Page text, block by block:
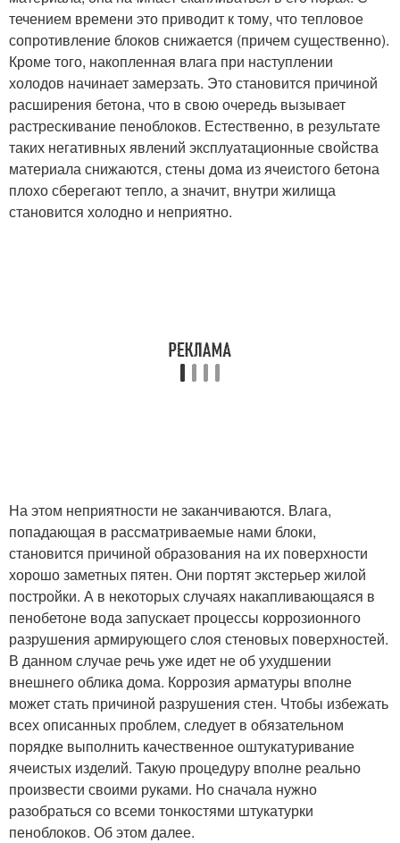
течением времени это приводит к тому, что тепловое
сопротивление блоков снижается (причем существенно).
Кроме того, накопленная влага при наступлении
холодов начинает замерзать. Это становится причиной
расширения бетона, что в свою очередь вызывает
растрескивание пеноблоков. Естественно, в результате
таких негативных явлений эксплуатационные свойства
материала снижаются, стены дома из ячеистого бетона
плохо сберегают тепло, а значит, внутри жилища
становится холодно и неприятно.
На этом неприятности не заканчиваются. Влага,
попадающая в рассматриваемые нами блоки,
становится причиной образования на их поверхности
хорошо заметных пятен. Они портят экстерьер жилой
постройки. А в некоторых случаях накапливающаяся в
пенобетоне вода запускает процессы коррозионного
разрушения армирующего слоя стеновых поверхностей.
В данном случае речь уже идет не об ухудшении
внешнего облика дома. Коррозия арматуры вполне
может стать причиной разрушения стен. Чтобы избежать
всех описанных проблем, следует в обязательном
порядке выполнить качественное оштукатуривание
ячеистых изделий. Такую процедуру вполне реально
произвести своими руками. Но сначала нужно
разобраться со всеми тонкостями штукатурки
пеноблоков. Об этом далее.